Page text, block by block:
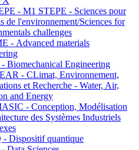
- M1 STEPE - Sciences pour
de l'environnement/Sciences for
challenges
- Advanced materials
Biomechanical Engineering
- CLimat, Environnement,
et Recherche - Water, Air,
and Energy
- Conception, Modélisation
des Systèmes Industriels
Dispositif quantique